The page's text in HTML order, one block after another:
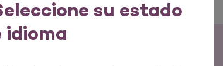
su estado
idioma